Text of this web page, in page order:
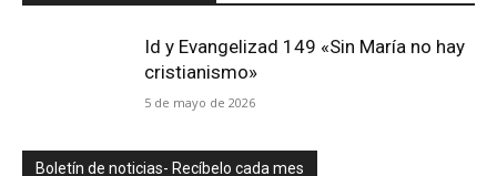
Id y Evangelizad 149 «Sin María no hay
cristianismo»
5 de mayo de 2026
Boletín de noticias- Recíbelo cada mes